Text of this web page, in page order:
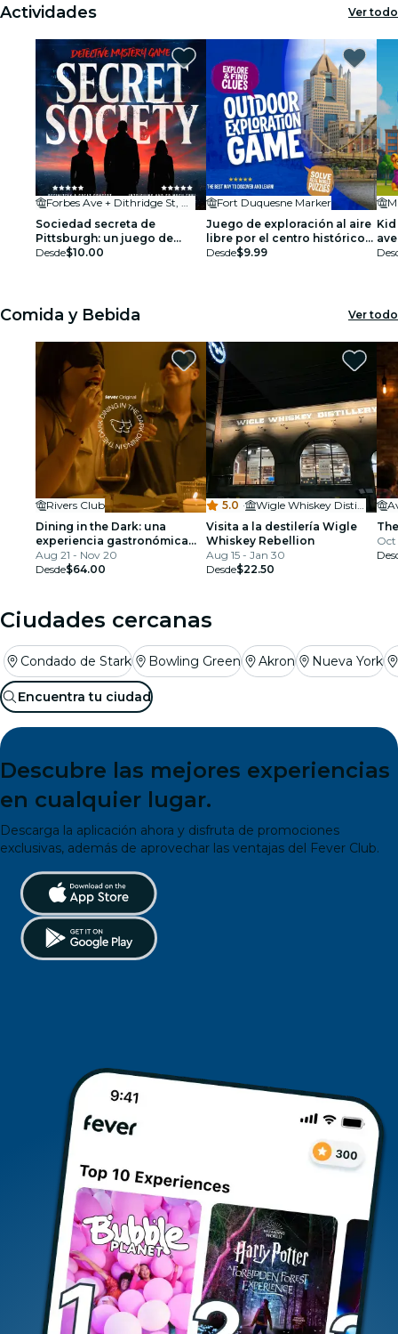
Actividades Ver todo
Forbes Ave + Dithridge St, Pittsburgh, PA 15213
Sociedad secreta de
Pittsburgh: un juego de
detectives en la ciudad
Desde$10.00
Fort Duquesne Marker
Juego de exploración al aire
libre por el centro histórico
de Pittsburgh
Desde$9.99
Comida y Bebida Ver todo
Rivers Club
Dining in the Dark: una
experiencia gastronómica
única con los ojos vendados
en el Rivers Club de
Aug 21 - Nov 20
Desde$64.00
5.0 ·
Wigle Whiskey Distillery
Visita a la destilería Wigle
Whiskey Rebellion
Aug 15 - Jan 30
Desde$22.50
Oct
Ciudades cercanas
Condado de Stark Bowling Green Akron Nueva York
Encuentra tu ciudad
Descubre las mejores experiencias
en cualquier lugar.
Descarga la aplicación ahora y disfruta de promociones
exclusivas, además de aprovechar las ventajas del Fever Club.